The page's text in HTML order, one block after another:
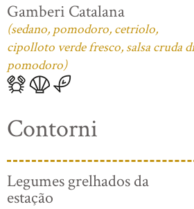
Gamberi Catalana
(sedano, pomodoro, cetriolo,
cipolloto verde fresco, salsa cruda di
pomodoro)
Contorni
Legumes grelhados da
estação